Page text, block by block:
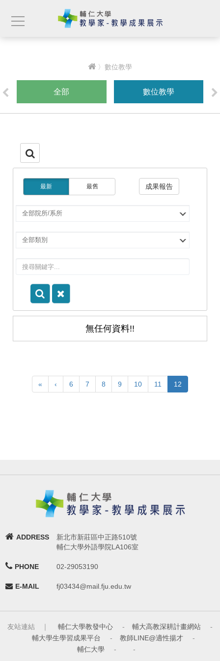
〉數位教學
全部 數位教學
最新 最舊 成果報告
選
所/
所
選
別
無任何資料!!
« ‹ 6 7 8 9 10 11 12
ADDRESS
新北市新莊區中正路510號
輔仁大學外語學院LA106室
PHONE 02-29053190
E-MAIL fj03434@mail.fju.edu.tw
友站連結 ｜ 輔仁大學教發中心 - 輔大高教深耕計畫網站
-
輔大學生學習成果平台
- 教師LINE@適性揚才
-
輔仁大學
- -